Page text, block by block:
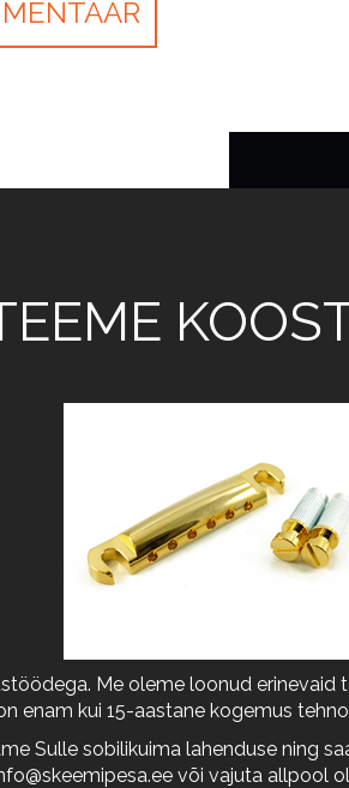
Me oleme loonud
enam kui 15-aastane kogemus
Sulle sobilikuima lahenduse ning
või vajuta allpool